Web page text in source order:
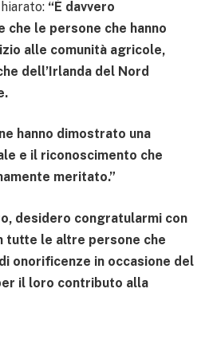
“È davvero
che le persone che hanno
alle comunità agricole,
dell’Irlanda del Nord
hanno dimostrato una
e il riconoscimento che
meritato.”
desidero congratularmi con
tutte le altre persone che
onorificenze in occasione del
il loro contributo alla